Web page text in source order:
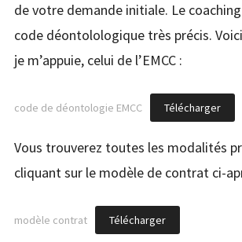
de votre demande initiale. Le
code déontolologique très précis.
je m’appuie, celui de l’EMCC :
code de déontologie EMCC Télécharger
Vous trouverez toutes les modalités
cliquant sur le modèle de contrat ci-
modèle contrat Télécharger